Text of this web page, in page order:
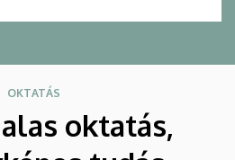
OKTATÁS
oktatás,